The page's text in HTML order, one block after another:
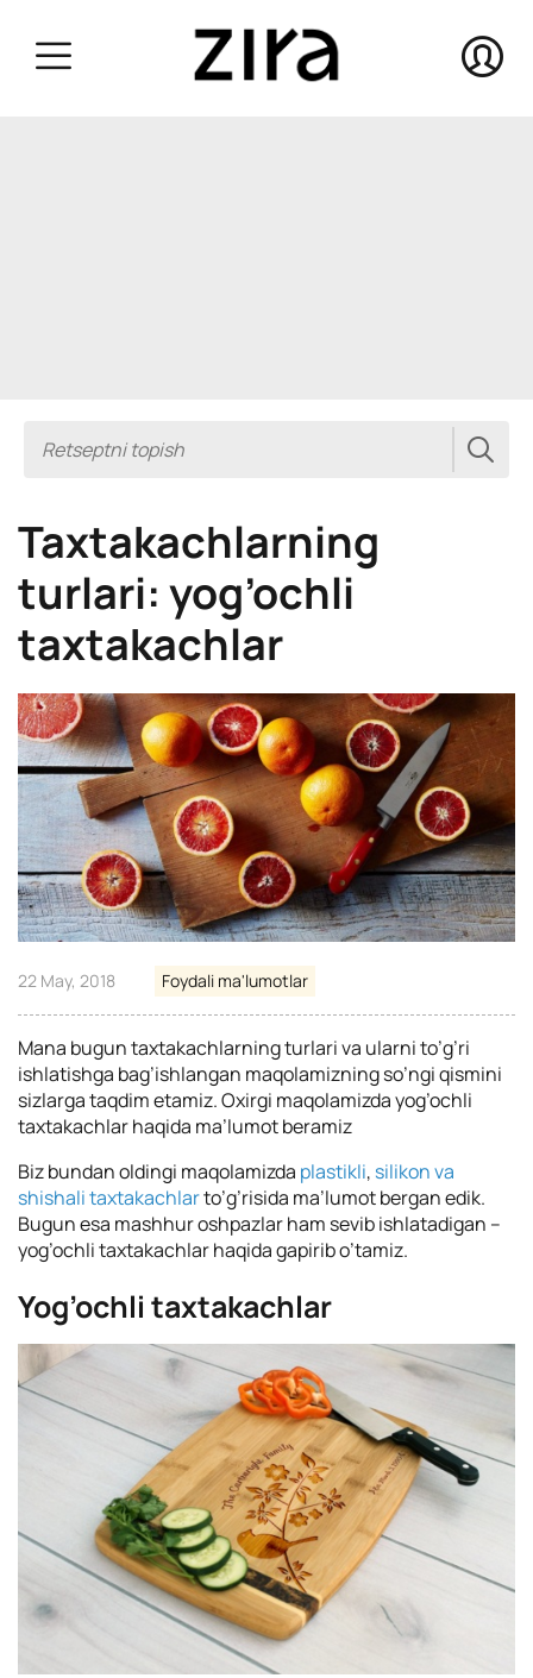
Taxtakachlarning
turlari: yog’ochli
taxtakachlar
22 May, 2018 Foydali ma'lumotlar
Mana bugun taxtakachlarning turlari va ularni to’g’ri
ishlatishga bag’ishlangan maqolamizning so’ngi qismini
sizlarga taqdim etamiz. Oxirgi maqolamizda yog’ochli
taxtakachlar haqida ma’lumot beramiz
Biz bundan oldingi maqolamizda plastikli, silikon va
shishali taxtakachlarto’g’risida ma’lumot bergan edik.
Bugun esa mashhur oshpazlar ham sevib ishlatadigan –
yog’ochli taxtakachlar haqida gapirib o’tamiz.
Yog’ochli taxtakachlar